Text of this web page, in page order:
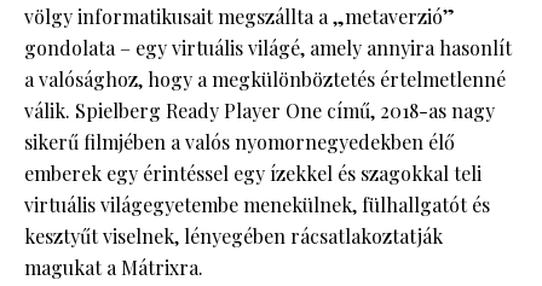
völgy informatikusait megszállta a „metaverzió”
gondolata – egy virtuális világé, amely annyira hasonlít
a valósághoz, hogy a megkülönböztetés értelmetlenné
válik. Spielberg Ready Player One című, 2018-as nagy
sikerű filmjében a valós nyomornegyedekben élő
emberek egy érintéssel egy ízekkel és szagokkal teli
virtuális világegyetembe menekülnek, fülhallgatót és
kesztyűt viselnek, lényegében rácsatlakoztatják
magukat a Mátrixra.